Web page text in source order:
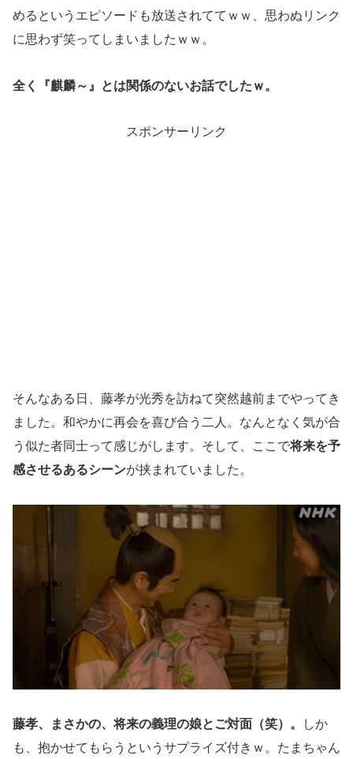
めるというエピソードも放送されててｗｗ、思わぬリンク
に思わず笑ってしまいましたｗｗ。
全く『麒麟～』とは関係のないお話でしたｗ。
スポンサーリンク
そんなある日、藤孝が光秀を訪ねて突然越前までやってき
ました。和やかに再会を喜び合う二人。なんとなく気が合
う似た者同士って感じがします。そして、ここで将来を予
感させるあるシーンが挟まれていました。
藤孝、まさかの、将来の義理の娘とご対面（笑）。
しか
も、抱かせてもらうというサプライズ付きｗ。たまちゃん